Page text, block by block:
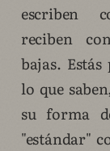
escriben
reciben
bajas.
lo que
su forma
"estándar"